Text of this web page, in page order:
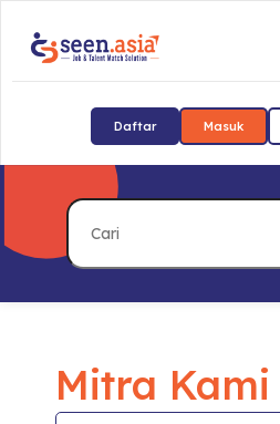
Daftar Masuk
Mitra Kami